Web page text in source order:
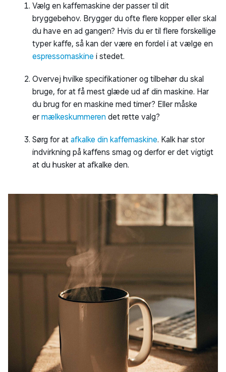
Vælg en kaffemaskine der passer til dit
bryggebehov. Brygger du ofte flere kopper eller skal
du have en ad gangen? Hvis du er til flere forskellige
typer kaffe, så kan der være en fordel i at vælge en
espressomaskine i stedet.
Overvej hvilke specifikationer og tilbehør du skal
bruge, for at få mest glæde ud af din maskine. Har
du brug for en maskine med timer? Eller måske
er mælkeskummeren det rette valg?
Sørg for at afkalke din kaffemaskine. Kalk har stor
indvirkning på kaffens smag og derfor er det vigtigt
at du husker at afkalke den.